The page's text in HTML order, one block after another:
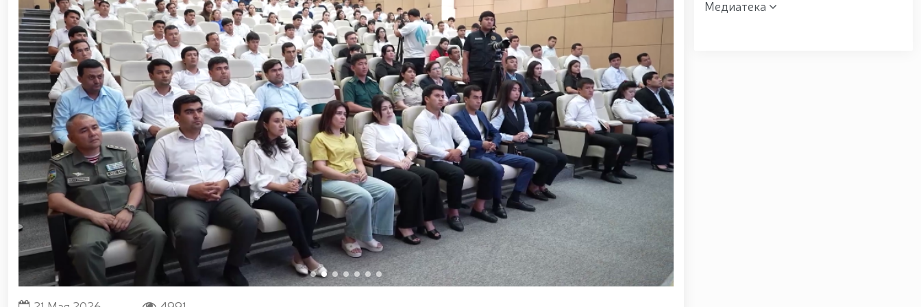
«Жасорат» / / В Национальной гвардии прошло торжественное мероприятие, посвящённое 34-й годовщине образования Вооружённых Сил и 14 января —
Дню защитников Родины / / Праздничное поздравление по случаю 34-й годовщины образования Вооружённых Сил Республики Узбекистан и Дня
защитников Родины / / В связи с 34-й годовщиной образования Вооружённых Сил Республики Узбекистан и 14 января — Днём защитников Родины
гвардейцы возложили цветы к подножию мемориального комплекса, возведённого на территории Центрального аппарата Национальной гвардии, в
память о боевых товарищах, героически погибших при исполнении служебного долга, и почтили их память / / Указ Президента Республики Узбекистан «О
награждении группы военнослужащих и сотрудников правоохранительных органов в связи с 34-й годовщиной образования Вооружённых Сил
Республики Узбекистан и Днём защитников Родины» / / Президент Шавкат Мирзиёев провёл расширенное заседание Совета безопасности / /
Президент Шавкат Мирзиёев ознакомился с деятельностью когенерационной станции высокой мощности, построенной в Юнусабадском районе города
Ташкента / / Ташкент, формирующийся как крупный центр финансов, передовых технологий, культуры и туризма, будет и далее развиваться по
стандартам современных мировых мегаполисов / / Проведён духовно-просветительский семинар-тренинг / / В Республике Каракалпакстан
гвардейцами задержано лицо, незаконно перевозившее растение, занесённое в Красную книгу / / В городе Ташкент гвардейцами изъяты
несертифицированные пиротехнические изделия / / В Ферганской области пресечён незаконный оборот пиротехнических средств / / Продолжается
процесс отбора кандидатов, изъявивших желание поступить в Университет общественной безопасности Национальной гвардии / / Во исполнении задач,
поставленных главой государства по развитию олимпийского и паралимпийского спорта на новый уровень, под председательством Командующего
Национальной гвардией Р. Джураева состоялась конференция с участием тренеров по стрельбе из лука (паралимпийской стрельбе) / / Женщины-
военнослужащие Управления Национальной гвардии по Сурхандарьинской области заняли первое место в соревнованиях по волейболу среди
сотрудников правоохранительных органов / / В открытом диалоге председателя комитета Сената Олий Мажлиса участвовали доценты Университета
общественной безопасности Национальной гвардии / / С учащимися "Темурбеклар мактаби" Национальной гвардии проведено показательное занятие
на тему «Использование беспилотных летательных аппаратов и их технические характеристики» / / В Ташкентском Региональном учебном центре
Национальной гвардии прошел республиканский научно-практический семинар на тему «Перспективы применения беспилотных летательных аппаратов
в системе охраны объектов» / / Общественный порядок и безопасность граждан будут обеспечены во время молитв в священный месяц Рамазан / /
Медиатека